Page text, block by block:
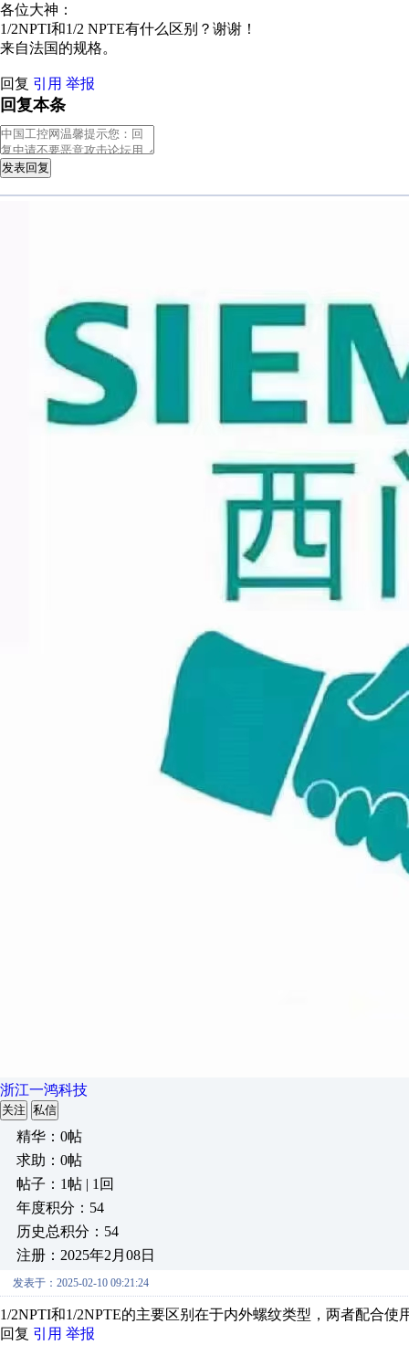
各位大神：
1/2NPTI和1/2 NPTE有什么区别？谢谢！
来自法国的规格。
回复 引用 举报
回复本条
发表回复
浙江一鸿科技
关注 私信
精华：0帖
求助：0帖
帖子：1帖 | 1回
年度积分：54
历史总积分：54
注册：2025年2月08日
发表于：2025-02-10 09:21:24
1/2NPTI和1/2NPTE的主要区别在于内外螺纹类型，两者配合
回复 引用 举报